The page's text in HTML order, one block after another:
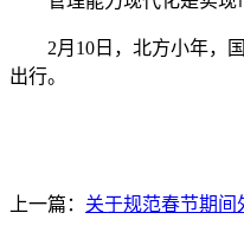
2月10日，北方小年，国
出行。
上一篇： 关于规范春节期间